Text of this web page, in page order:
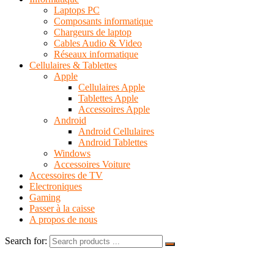
Laptops PC
Composants informatique
Chargeurs de laptop
Cables Audio & Video
Réseaux informatique
Cellulaires & Tablettes
Apple
Cellulaires Apple
Tablettes Apple
Accessoires Apple
Android
Android Cellulaires
Android Tablettes
Windows
Accessoires Voiture
Accessoires de TV
Electroniques
Gaming
Passer à la caisse
A propos de nous
Search for: